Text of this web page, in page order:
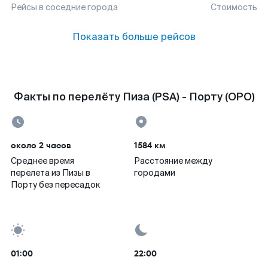
Рейсы в соседние города Стоимость
Показать больше рейсов
Факты по перелёту Пиза (PSA) - Порту (OPO)
около 2 часов
Среднее время
перелета из Пизы в
Порту без пересадок
1584 км
Расстояние между
городами
01:00 22:00